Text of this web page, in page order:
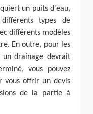
un puits d'eau,
types de
différents modèles
En outre, pour les
drainage devrait
vous pouvez
vous offrir un devis
de la partie à